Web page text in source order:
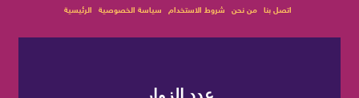
الرئيسية سياسة الخصوصية شروط الاستخدام من نحن اتصل بنا